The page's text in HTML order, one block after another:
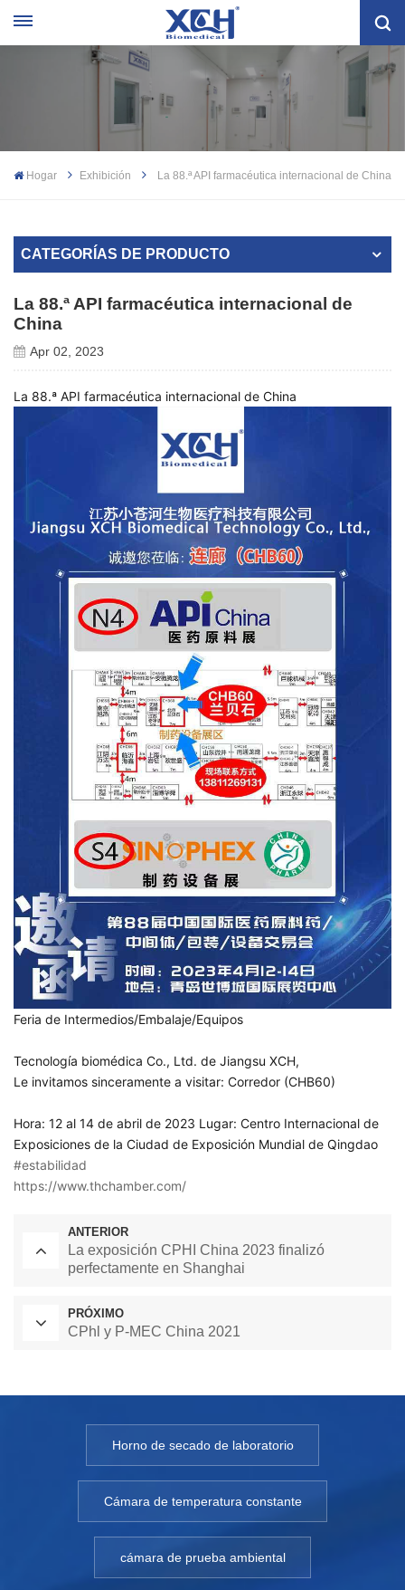
Hogar Exhibición La 88.ª API farmacéutica internacional de China
CATEGORÍAS DE PRODUCTO
La 88.ª API farmacéutica internacional de
China
Apr 02, 2023
La 88.ª API farmacéutica internacional de China
Feria de Intermedios/Embalaje/Equipos
Tecnología biomédica Co., Ltd. de Jiangsu XCH,
Le invitamos sinceramente a visitar: Corredor (CHB60)
Hora: 12 al 14 de abril de 2023 Lugar: Centro Internacional de
Exposiciones de la Ciudad de Exposición Mundial de Qingdao
#estabilidad
https://www.thchamber.com/
ANTERIOR
La exposición CPHI China 2023 finalizó
perfectamente en Shanghai
PRÓXIMO
CPhl y P-MEC China 2021
Horno de secado de laboratorio
Cámara de temperatura constante
cámara de prueba ambiental